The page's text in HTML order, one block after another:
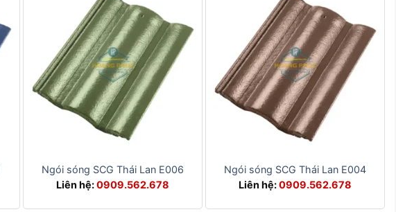
Ngói sóng SCG Thái Lan E006
Liên hệ:0909.562.678
Ngói sóng SCG Thái Lan E004
Liên hệ:0909.562.678